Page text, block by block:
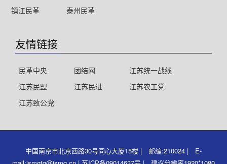
镇江民革
泰州民革
友情链接
民革中央 团结网
江苏统一战线
江苏民盟
江苏民进
江苏农工党
江苏致公党
中国南京市北京西路30号同心大厦15楼 | 邮编:210024 | E-